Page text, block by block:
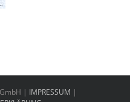
| IMPRESSUM |